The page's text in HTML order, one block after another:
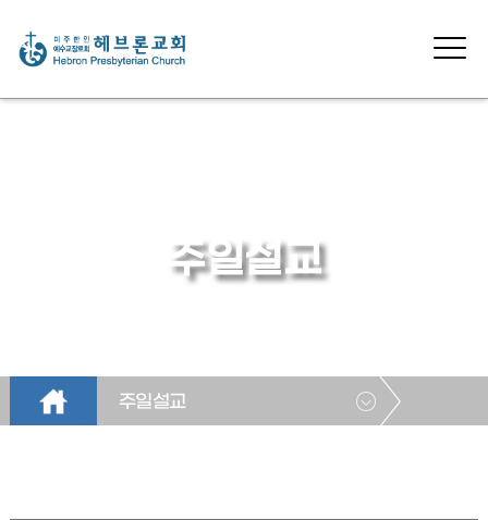
주일설교
주일설교